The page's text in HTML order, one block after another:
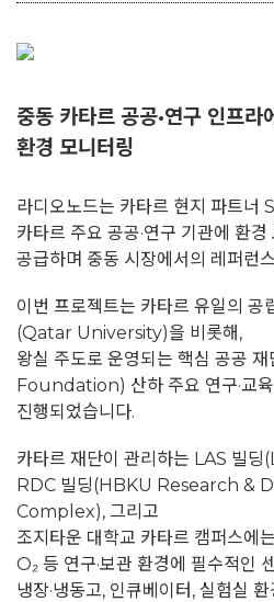
중동 카타르 공공·연구 인프라
환경 모니터링
라디오노드는 카타르 현지 파트너
카타르 주요 공공·연구 기관에 환
공급하며 중동 시장에서의 레퍼런
이번 프로젝트는 카타르 유일의 공
(Qatar University)을 비롯해,
왕실 주도로 운영되는 핵심 공공
Foundation) 산하 주요 연구·교
진행되었습니다.
카타르 재단이 관리하는 LAS 빌
RDC 빌딩(HBKU Research &
Complex), 그리고
조지타운 대학교 카타르 캠퍼스에
O₂ 등 연구·보관 환경에 필수적인
냉장·냉동고, 인큐베이터, 실험실